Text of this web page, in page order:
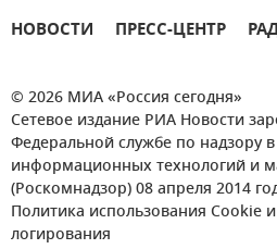
НОВОСТИ ПРЕСС-ЦЕНТР
© 2026 МИА «Россия сегодня»
Сетевое издание РИА Новости
Федеральной службе по надзору
информационных технологий и
(Роскомнадзор) 08 апреля 2014
Политика использования Cookie
логирования